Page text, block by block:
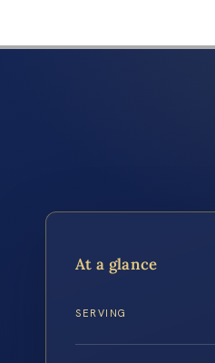
At a glance
SERVING